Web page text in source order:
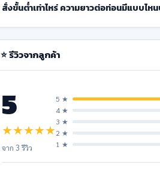
สั่งขั้นต่ำเท่าไหร่ ความยาวต่อท่อนมีแบบไหน
⭐ รีวิวจากลูกค้า
5
★★★★★
จาก 3 รีวิว
5 ★
4 ★
3 ★
2 ★
1 ★